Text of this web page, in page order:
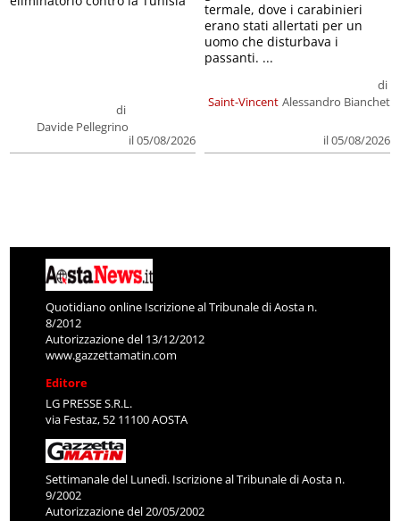
di
Davide Pellegrino
il 05/08/2026
Saint-Vincent
di
Alessandro Bianchet
il 05/08/2026
termale, dove i carabinieri
erano stati allertati per un
uomo che disturbava i
passanti. ...
Quotidiano online Iscrizione al Tribunale di Aosta n.
8/2012
Autorizzazione del 13/12/2012
www.gazzettamatin.com
Editore
LG PRESSE S.R.L.
via Festaz, 52 11100 AOSTA
Settimanale del Lunedì. Iscrizione al Tribunale di Aosta n.
9/2002
Autorizzazione del 20/05/2002